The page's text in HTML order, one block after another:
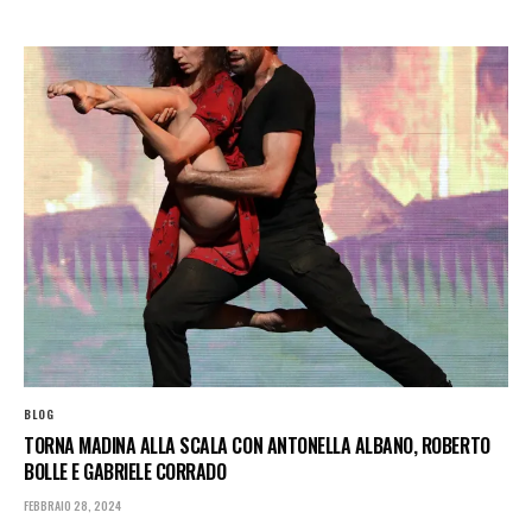
BLOG
TORNA MADINA ALLA SCALA CON ANTONELLA ALBANO, ROBERTO
BOLLE E GABRIELE CORRADO
FEBBRAIO 28, 2024